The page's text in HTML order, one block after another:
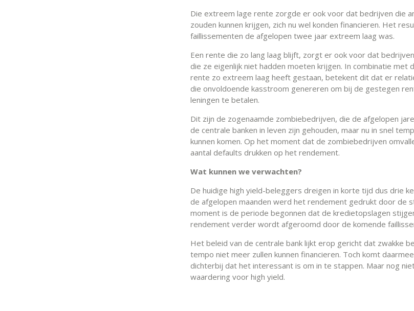
Die extreem lage rente zorgde er ook voor dat bedrijven die
zouden kunnen krijgen, zich nu wel konden financieren. Het
faillissementen de afgelopen twee jaar extreem laag was.
Een rente die zo lang laag blijft, zorgt er ook voor dat
die ze eigenlijk niet hadden moeten krijgen. In combinatie met
rente zo extreem laag heeft gestaan, betekent dit dat er
die onvoldoende kasstroom genereren om bij de gestegen
leningen te betalen.
Dit zijn de zogenaamde zombiebedrijven, die de afgelopen
de centrale banken in leven zijn gehouden, maar nu in snel
kunnen komen. Op het moment dat de zombiebedrijven
aantal defaults drukken op het rendement.
Wat kunnen we verwachten?
De huidige high yield-beleggers dreigen in korte tijd dus drie
de afgelopen maanden werd het rendement gedrukt door de
moment is de periode begonnen dat de kredietopslagen
rendement verder wordt afgeroomd door de komende
Het beleid van de centrale bank lijkt erop gericht dat zwakke
tempo niet meer zullen kunnen financieren. Toch komt
dichterbij dat het interessant is om in te stappen. Maar nog
waardering voor high yield.